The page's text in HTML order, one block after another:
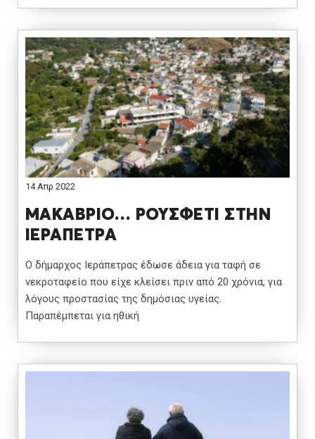
14 Απρ 2022
ΜΑΚΑΒΡΙΟ… ΡΟΥΣΦΕΤΙ ΣΤΗΝ
ΙΕΡΑΠΕΤΡΑ
Ο δήμαρχος Ιεράπετρας έδωσε άδεια για ταφή σε
νεκροταφείο που είχε κλείσει πριν από 20 χρόνια, για
λόγους προστασίας της δημόσιας υγείας.
Παραπέμπεται για ηθική